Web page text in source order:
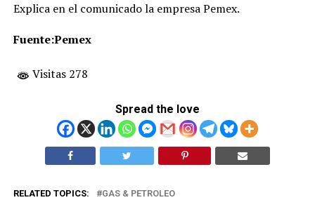
Explica en el comunicado la empresa Pemex.
Fuente:Pemex
Visitas 278
Spread the love
RELATED TOPICS: GAS & PETROLEO